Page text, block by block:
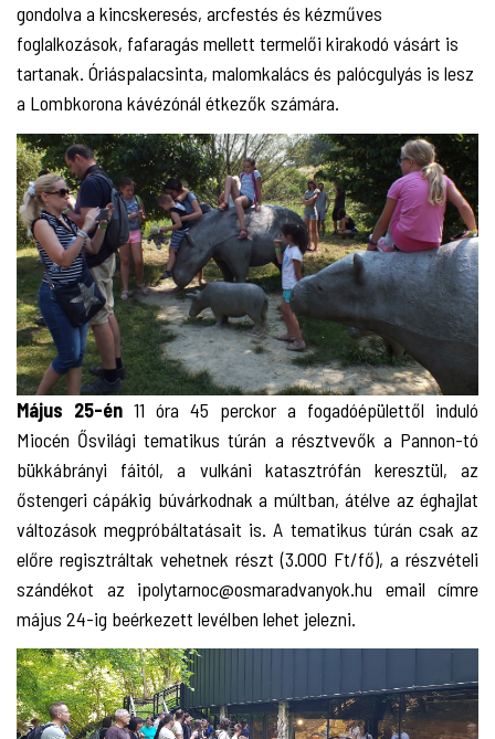
gondolva a kincskeresés, arcfestés és kézműves
foglalkozások, fafaragás mellett termelői kirakodó vásárt is
tartanak. Óriáspalacsinta, malomkalács és palócgulyás is lesz
a Lombkorona kávézónál étkezők számára.
Május 25-én 11 óra 45 perckor a fogadóépülettől induló
Miocén Ősvilági tematikus túrán a résztvevők a Pannon-tó
bükkábrányi fáitól, a vulkáni katasztrófán keresztül, az
őstengeri cápákig búvárkodnak a múltban, átélve az éghajlat
változások megpróbáltatásait is. A tematikus túrán csak az
előre regisztráltak vehetnek részt (3.000 Ft/fő), a részvételi
szándékot az ipolytarnoc@osmaradvanyok.hu email címre
május 24-ig beérkezett levélben lehet jelezni.